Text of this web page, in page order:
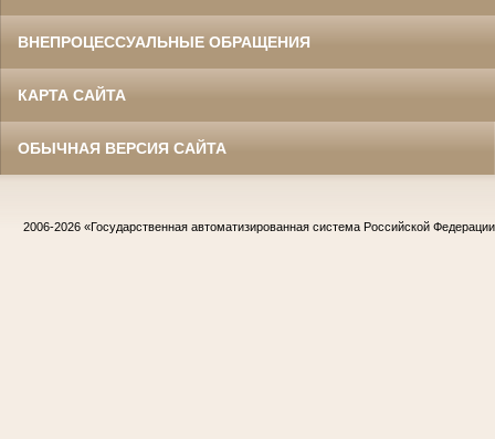
ВНЕПРОЦЕССУАЛЬНЫЕ ОБРАЩЕНИЯ
КАРТА САЙТА
ОБЫЧНАЯ ВЕРСИЯ САЙТА
2006-2026 «Государственная автоматизированная система Российской